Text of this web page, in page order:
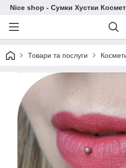
Nice shop - Сумки Хустки
Товари та послуги